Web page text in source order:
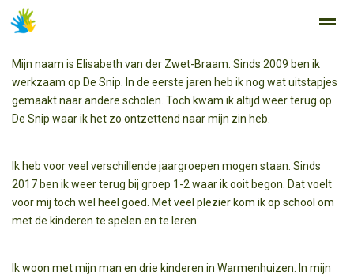
Home Zoeken Nieuws Agenda
Mijn naam is Elisabeth van der Zwet-Braam. Sinds 2009 ben ik
werkzaam op De Snip. In de eerste jaren heb ik nog wat uitstapjes
gemaakt naar andere scholen. Toch kwam ik altijd weer terug op
De Snip waar ik het zo ontzettend naar mijn zin heb.
Ik heb voor veel verschillende jaargroepen mogen staan. Sinds
2017 ben ik weer terug bij groep 1-2 waar ik ooit begon. Dat voelt
voor mij toch wel heel goed. Met veel plezier kom ik op school om
met de kinderen te spelen en te leren.
Ik woon met mijn man en drie kinderen in Warmenhuizen. In mijn